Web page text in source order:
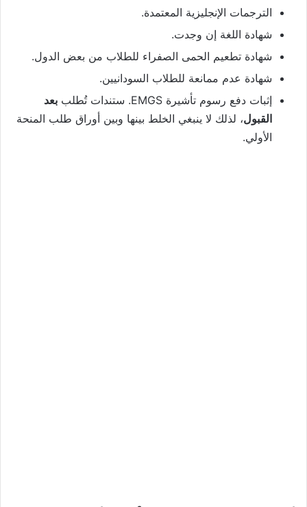
الترجمات الإنجليزية المعتمدة.
شهادة اللغة إن وجدت.
شهادة تطعيم الحمى الصفراء للطلاب من بعض الدول.
شهادة عدم ممانعة للطلاب السودانيين.
إثبات دفع رسوم تأشيرة EMGS. ستندات تُطلب
بعد
القبول، لذلك لا ينبغي الخلط بينها وبين أوراق طلب المنحة
الأولي.